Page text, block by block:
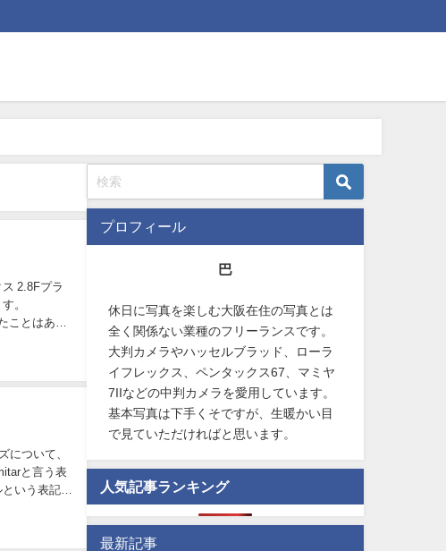
2.8Fプラ
。
ことはある
について、
と言う表
いう表記で
プロフィール
巴
休日に写真を楽しむ大阪在住の写真とは
全く関係ない業種のフリーランスです。
大判カメラやハッセルブラッド、ローラ
イフレックス、ペンタックス67、マミヤ
7IIなどの中判カメラを愛用しています。
基本写真は下手くそですが、生暖かい目
で見ていただければと思います。
人気記事ランキング
最新記事